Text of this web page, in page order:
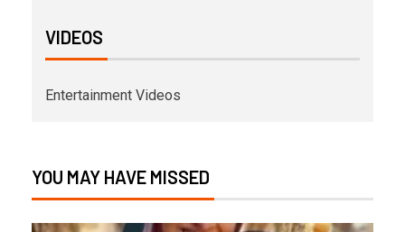
VIDEOS
Entertainment Videos
YOU MAY HAVE MISSED